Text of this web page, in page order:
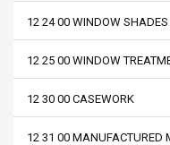
12 24 00 WINDOW SHADES
12 25 00 WINDOW
12 30 00 CASEWORK
12 31 00 MANUFACTURED